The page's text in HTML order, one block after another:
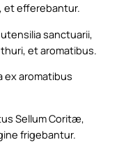
et efferebantur.
sanctuarii,
et aromatibus.
ex aromatibus
Sellum Coritæ,
frigebantur.